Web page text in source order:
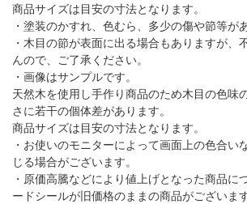
商品サイズは目安の寸法となります。
・塗装のかすれ、色むら、多少の傷や節等が
・木目の節が表面に出る場合もありますが、
んので、ご了承ください。
・画像はサンプルです。
天然木を使用し手作り商品のため木目の色味
さに若干の個体差があります。
商品サイズは目安の寸法となります。
・お使いのモニターによって画面上の色合い
じる場合がございます。
・原価高騰などにより値上げとなった商品に
ードシールが旧価格のままの商品がございます